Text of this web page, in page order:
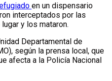
en un dispensario
interceptados por las
y los mataron.
Departamental de
según la prensa local, que
afecta a la Policía Nacional